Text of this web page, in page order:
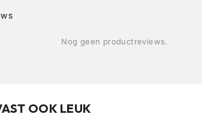
Nog geen productreviews.
OOK LEUK